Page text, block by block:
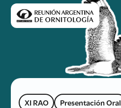
XI RAO Presentación Oral